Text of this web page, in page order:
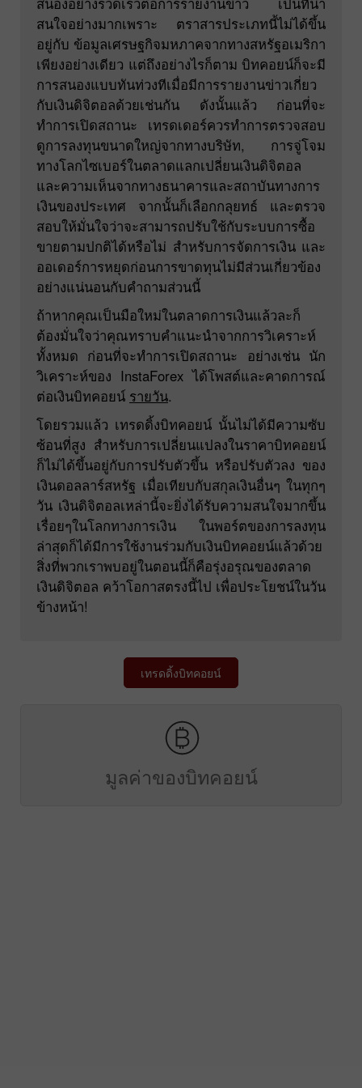
สนใจอย่างมากเพราะ ตราสารประเภทนี้ไม่ได้ขึ้น
อยู่กับ ข้อมูลเศรษฐกิจมหภาคจากทางสหรัฐอเมริกา
เพียงอย่างเดียว แต่ถึงอย่างไรก็ตาม บิทคอยน์ก็จะมี
การสนองแบบทันท่วงทีเมื่อมีการรายงานข่าวเกี่ยว
กับเงินดิจิตอลด้วยเช่นกัน ดังนั้นแล้ว ก่อนที่จะ
ทำการเปิดสถานะ เทรดเดอร์ควรทำการตรวจสอบ
ดูการลงทุนขนาดใหญ่จากทางบริษัท, การจู่โจม
ทางโลกไซเบอร์ในตลาดแลกเปลี่ยนเงินดิจิตอล
และความเห็นจากทางธนาคารและสถาบันทางการ
เงินของประเทศ จากนั้นก็เลือกกลุยทธ์ และตรวจ
สอบให้มั่นใจว่าจะสามารถปรับใช้กับระบบการซื้อ
ขายตามปกติได้หรือไม่ สำหรับการจัดการเงิน และ
ออเดอร์การหยุดก่อนการขาดทุนไม่มีส่วนเกี่ยวข้อง
อย่างแน่นอนกับคำถามส่วนนี้
ถ้าหากคุณเป็นมือใหม่ในตลาดการเงินแล้วละก็
ต้องมั่นใจว่าคุณทราบคำแนะนำจากการวิเคราะห์
ทั้งหมด ก่อนที่จะทำการเปิดสถานะ อย่างเช่น นัก
วิเคราะห์ของ InstaForex ได้โพสต์และคาดการณ์
ต่อเงินบิทคอยน์ รายวัน.
โดยรวมแล้ว เทรดดิ้งบิทคอยน์ นั้นไม่ได้มีความซับ
ซ้อนที่สูง สำหรับการเปลี่ยนแปลงในราคาบิทคอยน์
ก็ไม่ได้ขึ้นอยู่กับการปรับตัวขึ้น หรือปรับตัวลง ของ
เงินดอลลาร์สหรัฐ เมื่อเทียบกับสกุลเงินอื่นๆ ในทุกๆ
วัน เงินดิจิตอลเหล่านี้จะยิ่งได้รับความสนใจมากขึ้น
เรื่อยๆในโลกทางการเงิน ในพอร์ตของการลงทุน
ล่าสุดก็ได้มีการใช้งานร่วมกับเงินบิทคอยน์แล้วด้วย
สิ่งที่พวกเราพบอยู่ในตอนนี้ก็คือรุ่งอรุณของตลาด
เงินดิจิตอล คว้าโอกาสตรงนี้ไป เพื่อประโยชน์ในวัน
ข้างหน้า!
เทรดดิ้งบิทคอยน์
มูลค่าของบิทคอยน์